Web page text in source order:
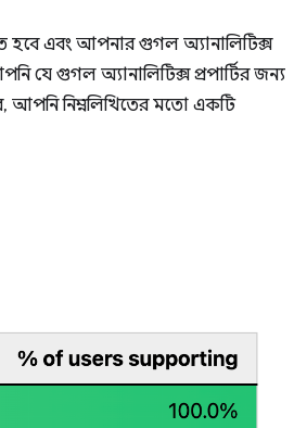
এবং আপনার গুগল অ্যানালিটিক্স
যে গুগল অ্যানালিটিক্স প্রপার্টির জন্য
আপনি নিম্নলিখিতের মতো একটি